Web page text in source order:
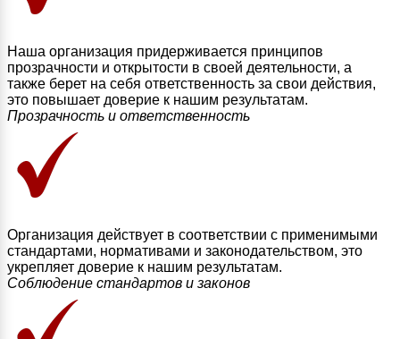
Наша организация придерживается принципов
прозрачности и открытости в своей деятельности, а
также берет на себя ответственность за свои действия,
это повышает доверие к нашим результатам.
Прозрачность и ответственность
Организация действует в соответствии с применимыми
стандартами, нормативами и законодательством, это
укрепляет доверие к нашим результатам.
Соблюдение стандартов и законов